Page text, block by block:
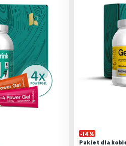
-14 %
Pakiet dla